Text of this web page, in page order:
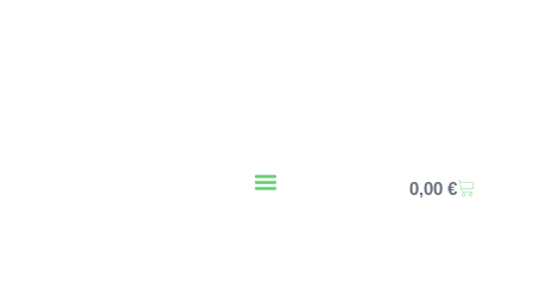
0,00€Carrito